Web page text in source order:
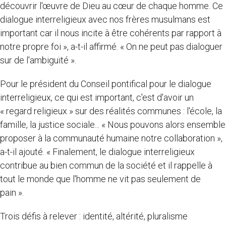
découvrir l'œuvre de Dieu au cœur de chaque homme. Ce
dialogue interreligieux avec nos frères musulmans est
important car il nous incite à être cohérents par rapport à
notre propre foi », a-t-il affirmé. « On ne peut pas dialoguer
sur de l'ambiguïté ».
Pour le président du Conseil pontifical pour le dialogue
interreligieux, ce qui est important, c'est d'avoir un
« regard religieux » sur des réalités communes : l'école, la
famille, la justice sociale... « Nous pouvons alors ensemble
proposer à la communauté humaine notre collaboration »,
a-t-il ajouté. « Finalement, le dialogue interreligieux
contribue au bien commun de la société et il rappelle à
tout le monde que l'homme ne vit pas seulement de
pain ».
Trois défis à relever : identité, altérité, pluralisme